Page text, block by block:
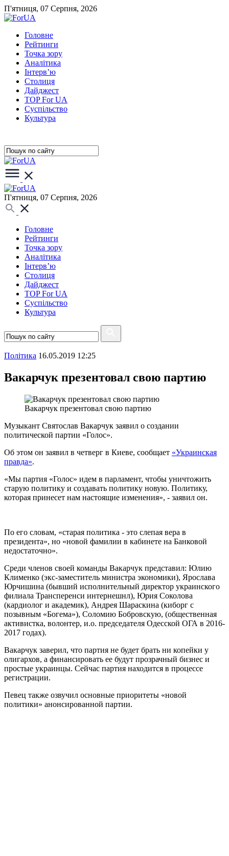
П'ятниця, 07 Серпня, 2026
Головне
Рейтинги
Точка зору
Аналітика
Інтерв’ю
Столиця
Дайджест
TOP For UA
Суспiльство
Культура
П'ятниця, 07 Серпня, 2026
Головне
Рейтинги
Точка зору
Аналітика
Інтерв’ю
Столиця
Дайджест
TOP For UA
Суспiльство
Культура
Полiтика 16.05.2019 12:25
Вакарчук презентовал свою партию
Вакарчук презентовал свою партию
Музыкант Святослав Вакарчук заявил о создании
политической партии «Голос».
Об этом он заявил в четверг в Киеве, сообщает «Украинская
правда».
«Мы партия «Голос» идем в парламент, чтобы уничтожить
старую политику и создавать политику новую. Политику,
которая принесет нам настоящие изменения», - заявил он.
По его словам, «старая политика - это слепая вера в
президента», но «новой фамилии в кабинете на Банковой
недостаточно».
Среди членов своей команды Вакарчук представил: Юлию
Клименко (экс-заместитель министра экономики), Ярослава
Юрчишина (бывший исполнительный директор украинского
филиала Трансперенси интернешнл), Юрия Соколова
(кардиолог и академик), Андрея Шараскина (киборг с
позывным «Богема»), Соломию Бобровскую, (общественная
активистка, волонтер, и.о. председателя Одесской ОГА в 2016-
2017 годах).
Вакарчук заверил, что партия не будет брать ни копейки у
олигархов, а финансировать ее будут прозрачный бизнес и
простые украинцы. Сейчас партия находится в процессе
регистрации.
Певец также озвучил основные приоритеты «новой
политики» анонсированной партии.